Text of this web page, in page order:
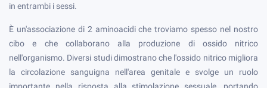
in entrambi i sessi.
È un'associazione di 2 aminoacidi che troviamo spesso nel nostro
cibo e che collaborano alla produzione di ossido nitrico
nell'organismo. Diversi studi dimostrano che l'ossido nitrico migliora
la circolazione sanguigna nell'area genitale e svolge un ruolo
importante nella risposta alla stimolazione sessuale, portando